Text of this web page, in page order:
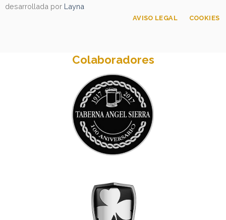
desarrollada por Layna
AVISO LEGAL COOKIES
Colaboradores